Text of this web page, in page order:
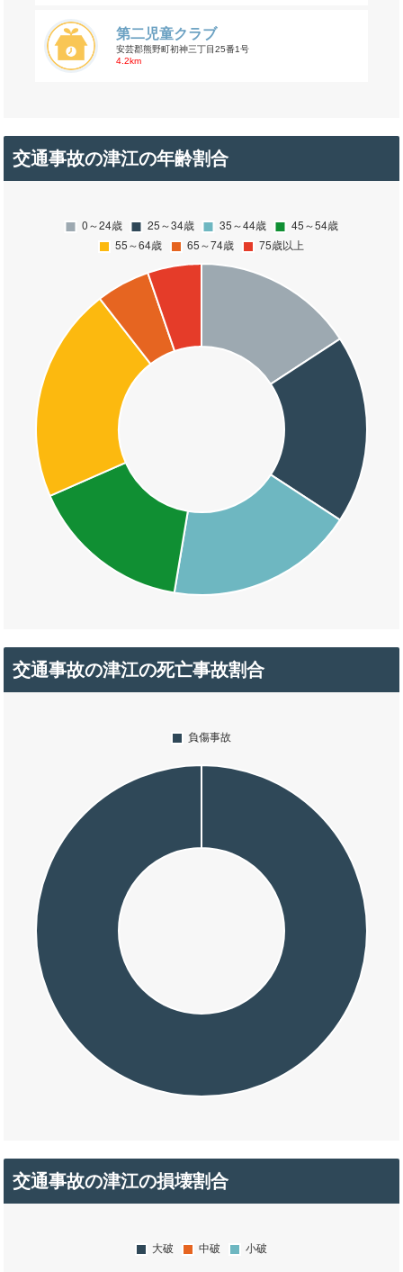
第二児童クラブ
安芸郡熊野町初神三丁目25番1号
4.2km
交通事故の津江の年齢割合
交通事故の津江の死亡事故割合
交通事故の津江の損壊割合